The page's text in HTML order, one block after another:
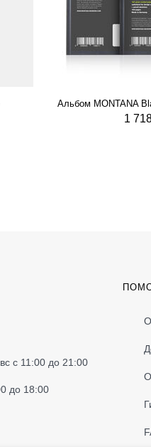
Альбом MONTANA
1
с 11:00 до 21:00
до 18:00